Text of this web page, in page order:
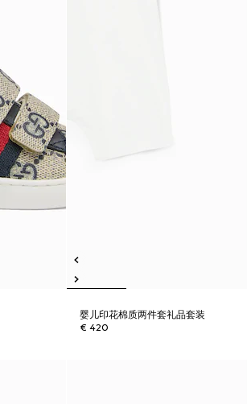
婴儿印花棉质两件套礼品套装
€ 420